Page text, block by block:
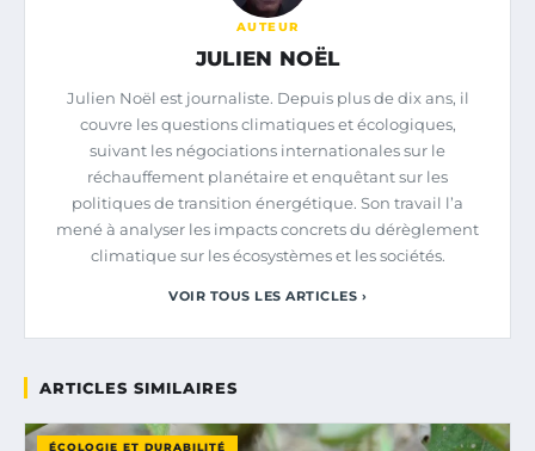
AUTEUR
JULIEN NOËL
Julien Noël est journaliste. Depuis plus de dix ans, il
couvre les questions climatiques et écologiques,
suivant les négociations internationales sur le
réchauffement planétaire et enquêtant sur les
politiques de transition énergétique. Son travail l’a
mené à analyser les impacts concrets du dérèglement
climatique sur les écosystèmes et les sociétés.
VOIR TOUS LES ARTICLES ›
ARTICLES SIMILAIRES
ÉCOLOGIE ET DURABILITÉ